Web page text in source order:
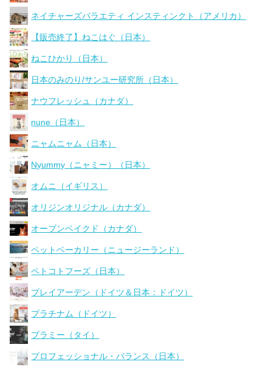
ネイチャーズバラエティ インスティンクト（アメリカ）
【販売終了】ねこはぐ（日本）
ねこひかり（日本）
日本のみのり/サンユー研究所（日本）
ナウフレッシュ（カナダ）
nune（日本）
ニャムニャム（日本）
Nyummy（ニャミー）（日本）
オムニ（イギリス）
オリジンオリジナル（カナダ）
オーブンベイクド（カナダ）
ペットベーカリー（ニュージーランド）
ペトコトフーズ（日本）
プレイアーデン（ドイツ＆日本：ドイツ）
プラチナム（ドイツ）
プラミー（タイ）
プロフェッショナル・バランス（日本）